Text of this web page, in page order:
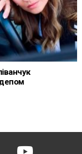
youtube